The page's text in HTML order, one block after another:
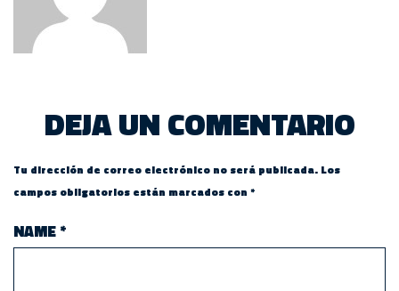
DEJA UN COMENTARIO
Tu dirección de correo electrónico no será publicada. Los
campos obligatorios están marcados con *
NAME*